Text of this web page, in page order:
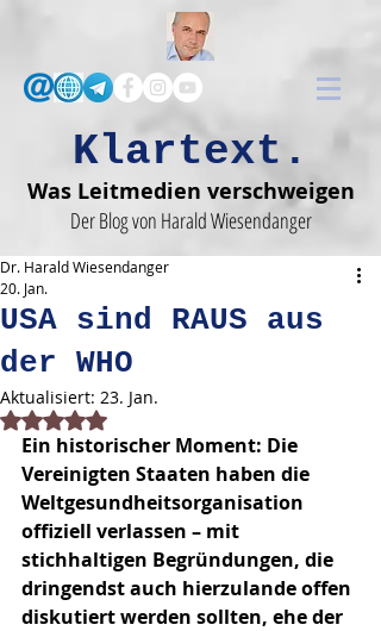
Klartext.
Was Leitmedien verschweigen
Der Blog von Harald Wiesendanger
USA sind RAUS aus
der WHO
Dr. Harald Wiesendanger
20. Jan.
Aktualisiert: 23. Jan.
Mit NaN von 5 Sternen bewertet.
Ein historischer Moment: Die
Vereinigten Staaten haben die
Weltgesundheitsorganisation
offiziell verlassen – mit
stichhaltigen Begründungen, die
dringendst auch hierzulande offen
diskutiert werden sollten, ehe der